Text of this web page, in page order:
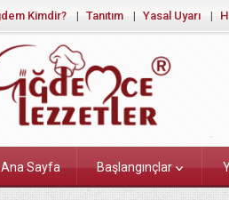
Kimdir? Tanıtım Yasal Uyarı
Ana Sayfa Başlangınçlar